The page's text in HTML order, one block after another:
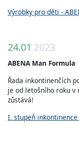
Výrobky pro děti -
24.01 2023
ABENA Man Formula
Řada inkontinenčích
je od letošního roku v
zůstává!
I. stupeň inkontinence